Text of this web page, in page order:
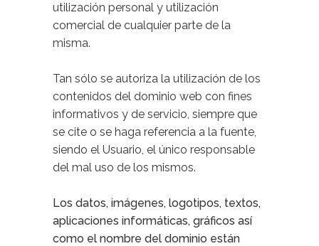
utilización personal y utilización
comercial de cualquier parte de la
misma.
Tan sólo se autoriza la utilización de los
contenidos del dominio web con fines
informativos y de servicio, siempre que
se cite o se haga referencia a la fuente,
siendo el Usuario, el único responsable
del mal uso de los mismos.
Los datos, imágenes, logotipos, textos,
aplicaciones informáticas, gráficos así
como el nombre del dominio están